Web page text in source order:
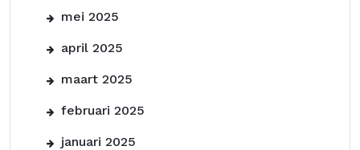
mei 2025
april 2025
maart 2025
februari 2025
januari 2025